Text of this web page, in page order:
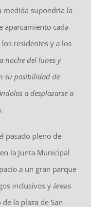
medida supondría la
aparcamiento cada
residentes y a los
noche del lunes y
su posibilidad de
a desplazarse a
pasado pleno de
la Junta Municipal
a un gran parque
inclusivos y áreas
la plaza de San